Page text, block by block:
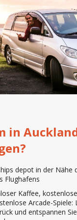
& Road
Sie
an
vor
in
depot in der Nähe
Flughafens
Kaffee,
Arcade-Spiele:
und entspannen